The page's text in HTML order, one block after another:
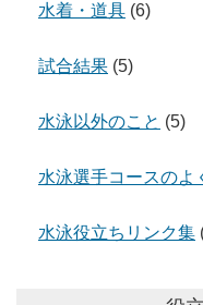
水着・道具 (6)
試合結果 (5)
水泳以外のこと (5)
水泳選手コースのよ
水泳役立ちリンク集